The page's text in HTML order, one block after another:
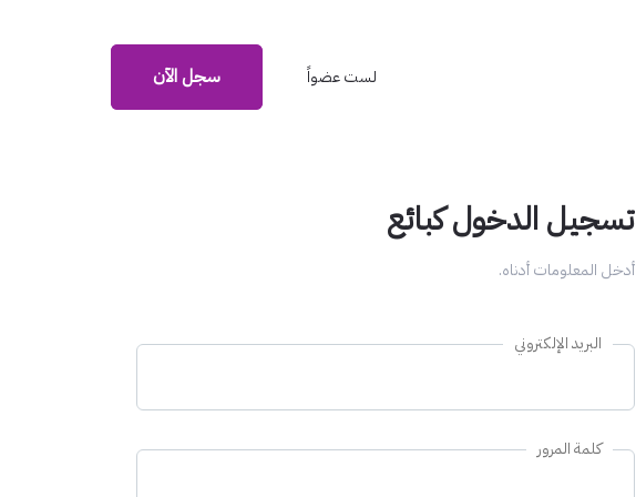
لست عضواً سجل الآن
تسجيل الدخول كبائع
أدخل المعلومات أدناه.
البريد الإلكتروني
كلمة المرور